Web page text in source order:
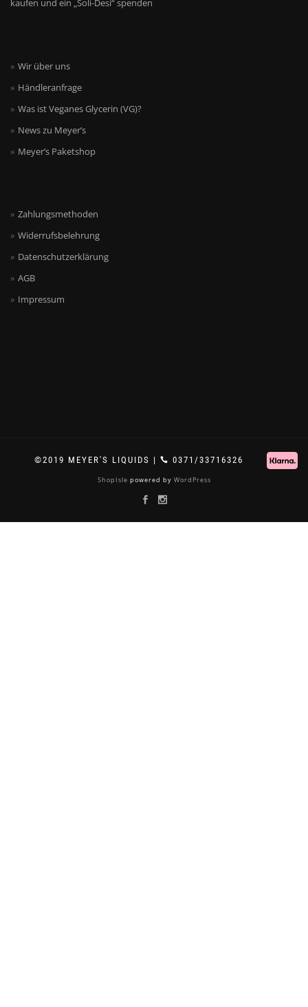
kaufen und ein „Soli-Desi“ spenden
Wir über uns
Händleranfrage
Was ist Veganes Glycerin (VG)?
News zu Meyer’s
Meyer’s Paketshop
Zahlungsmethoden
Widerrufsbelehrung
Datenschutzerklärung
AGB
Impressum
©2019 MEYER'S LIQUIDS | 0371/33716326
ShopIsle powered by WordPress